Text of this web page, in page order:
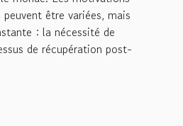
être variées, mais
: la nécessité de
de récupération post-